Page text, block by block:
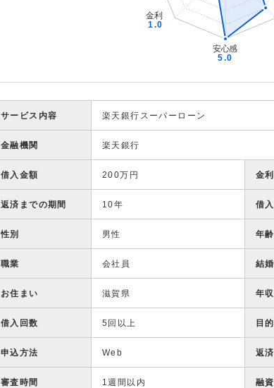
サービス内容 楽天銀行スーパーローン
金融機関 楽天銀行
借入金額 200万円 金利
返済までの期間 10年 借
性別 男性 年齢
職業 会社員 結婚
お住まい 滋賀県 年収
借入回数 5回以上 目的
申込方法 Web 返
審査時間 1週間以内 融